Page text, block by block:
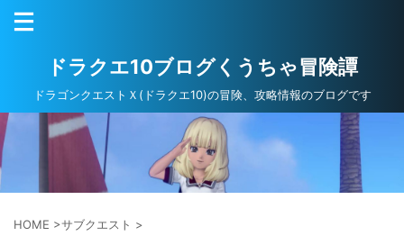
ドラクエ10ブログくうちゃ冒険譚
ドラゴンクエストＸ(ドラクエ10)の冒険、攻略情報のブログです
HOME >サブクエスト >